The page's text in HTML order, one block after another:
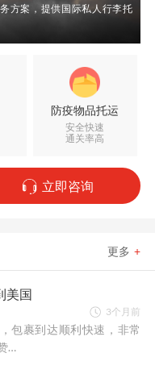
方案，提供国际私人行李托
防疫物品托运
安全快速
通关率高
立即咨询
更多 +
美国
3个月前
包裹到达顺利快速，非常
…